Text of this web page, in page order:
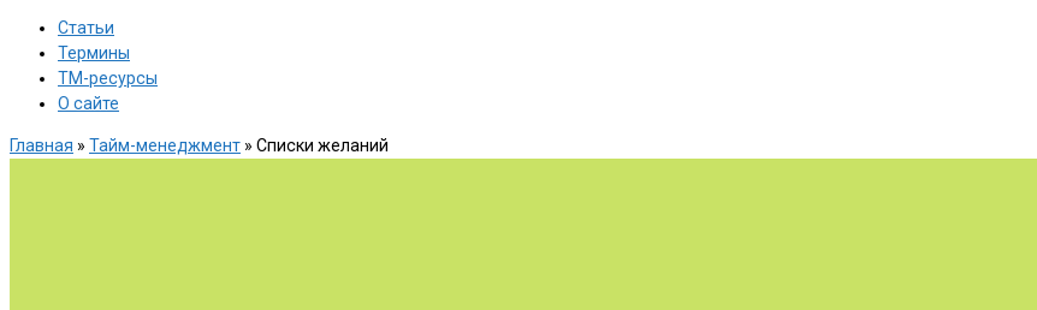
Статьи
Термины
ТМ-ресурсы
О сайте
Главная » Тайм-менеджмент » Списки желаний